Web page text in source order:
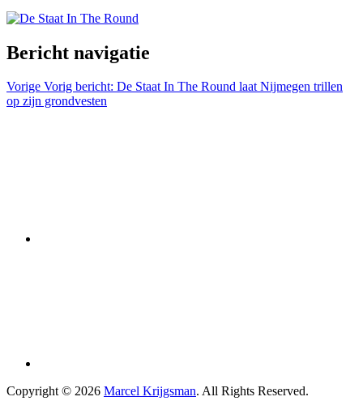
Bericht navigatie
Vorige Vorig bericht: De Staat In The Round laat Nijmegen trillen
op zijn grondvesten
Copyright © 2026 Marcel Krijgsman. All Rights Reserved.